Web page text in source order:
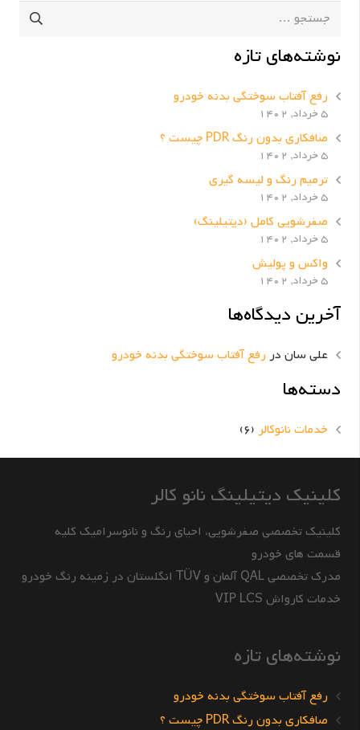
جستجو
نوشته‌های تازه
رفع آفتاب سوختگی بدنه خودرو
5 خرداد, 1402
صافکاری بدون رنگ PDR چیست ؟
5 خرداد, 1402
ترمیم رنگ و لیسه گیری
5 خرداد, 1402
صفرشویی کامل (دیتیلینگ)
5 خرداد, 1402
واکس و پولیش
5 خرداد, 1402
آخرین دیدگاه‌ها
علی سان در رفع آفتاب سوختگی بدنه خودرو
دسته‌ها
خدمات نانوکالر (6)
کلینیک دیتیلینگ نانو کالر
کلینیک تخصصی صفرشویی، احیای رنگ و نانوسرامیک کلیه
قسمت های خودرو
مدرک تخصصی QAL آلمان و TÜV انگلستان در زمینه رنگ خودرو
خدمات کارواش VIP LCS
نوشته‌های تازه
رفع آفتاب سوختگی بدنه خودرو
صافکاری بدون رنگ PDR چیست ؟